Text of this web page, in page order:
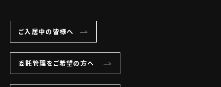
ご入居中の皆様へ
委託管理をご希望の方へ